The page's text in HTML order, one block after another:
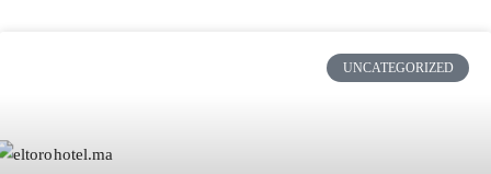
UNCATEGORIZED